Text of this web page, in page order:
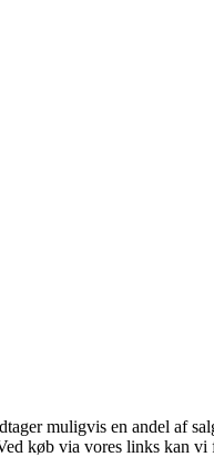
muligvis en andel af
køb via vores links kan